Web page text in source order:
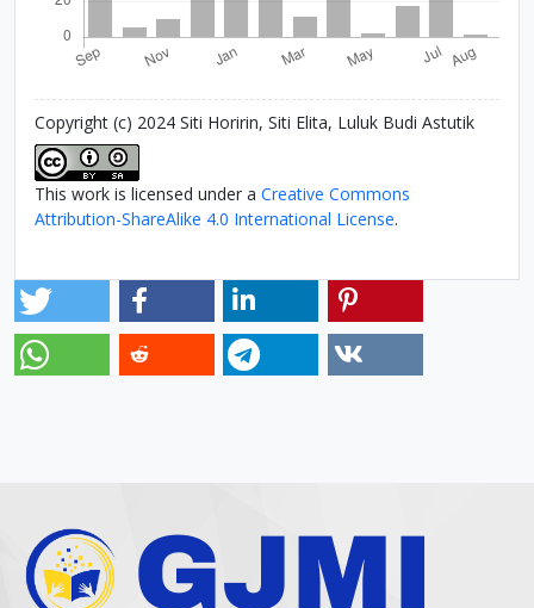
Copyright (c) 2024 Siti Horirin, Siti Elita, Luluk Budi Astutik
This work is licensed under a Creative Commons
Attribution-ShareAlike 4.0 International License.